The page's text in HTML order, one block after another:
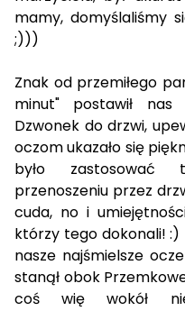
mamy, domyślaliśmy
;)))
Znak od przemiłego
minut" postawił
Dzwonek do drzwi,
oczom ukazało się
było zastosować
przenoszeniu przez
cuda, no i
którzy tego dokonali!
nasze najśmielsze
stanął obok
coś wię wokół